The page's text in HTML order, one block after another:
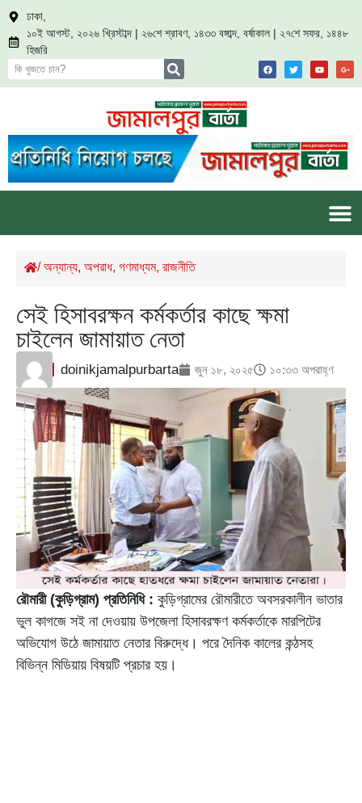
ঢাকা,
১০ই আগস্ট, ২০২৬ খ্রিস্টাব্দ | ২৬শে শ্রাবণ, ১৪৩৩ বঙ্গাব্দ, বর্ষাকাল | ২৭শে সফর, ১৪৪৮
হিজরি
/অন্যান্য, অপরাধ, গণমাধ্যম, রাজনীতি
সেই হিসাবরক্ষন কর্মকর্তার কাছে ক্ষমা
চাইলেন জামায়াত নেতা
doinikjamalpurbarta জুন ১৮, ২০২৫ ১০:৩৩ অপরাহ্ণ
রৌমারী (কুড়িগ্রাম) প্রতিনিধি : কুড়িগ্রামের রৌমারীতে অবসরকালীন ভাতার
ভুল কাগজে সই না দেওয়ায় উপজেলা হিসাবরক্ষণ কর্মকর্তাকে মারপিটের
অভিযোগ উঠে জামায়াত নেতার বিরুদ্ধে। পরে দৈনিক কালের কন্ঠসহ
বিভিন্ন মিডিয়ায় বিষয়টি প্রচার হয়।